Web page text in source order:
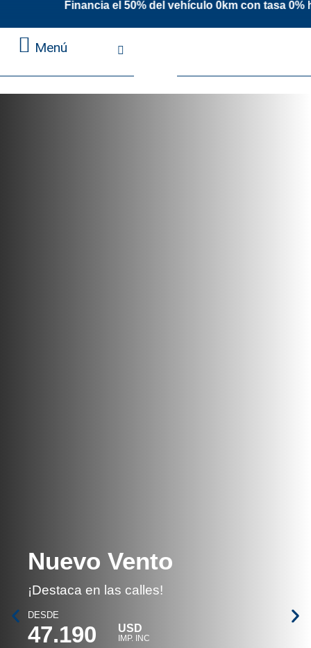
el 50% del vehículo 0km con tasa 0%
Menú
Nuevo Vento
¡Destaca en las calles!
DESDE
47.190 USD
IMP. INC